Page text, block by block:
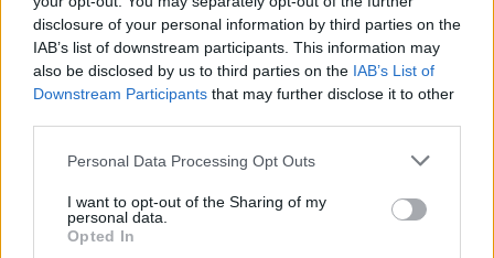
disclosure of your personal information by third parties on the
IAB’s list of downstream participants. This information may
also be disclosed by us to third parties on the IAB’s List of
Downstream Participants that may further disclose it to other
Please note that this website/app uses one or more Google
not limited to your visit or usage behaviour. You may click to
grant or deny consent to Google and its third-party tags to
use your data for below specified purposes in below Google
Personal Data Processing Opt Outs
I want to opt-out of the Sharing of my
personal data.
Opted In
redazione inchieste su memoria locale.
Laureata all'Università di Genova, conserva
un archivio di fotografie d'epoca della città.